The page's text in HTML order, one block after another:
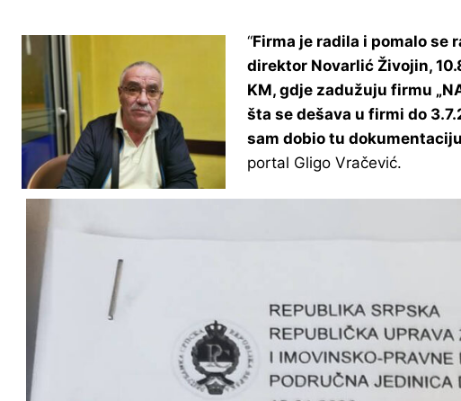
“Firma je radila i pomalo se
direktor Novarlić Živojin,
KM, gdje zadužuju firmu
šta se dešava u firmi do
sam dobio tu
portal Gligo Vračević.